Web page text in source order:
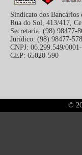
Sindicato dos
Rua do Sol, 413/417,
Secretaria: (98) 98477-
Jurídico: (98) 98477-
CNPJ: 06.299.549/
CEP: 65020-590
©